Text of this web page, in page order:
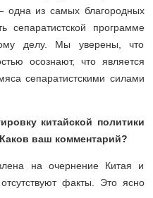
одна из самых благородных
сепаратистской программе
делу. Мы уверены, что
осознают, что является
сепаратистскими силами
китайской политики
Каков ваш комментарий?
на очернение Китая и
факты. Это ясно